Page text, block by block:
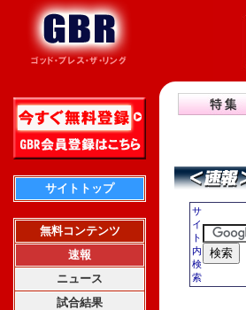
サイトトップ
無料コンテンツ
速報
ニュース
試合結果
サ
イ
ト
内
検
索